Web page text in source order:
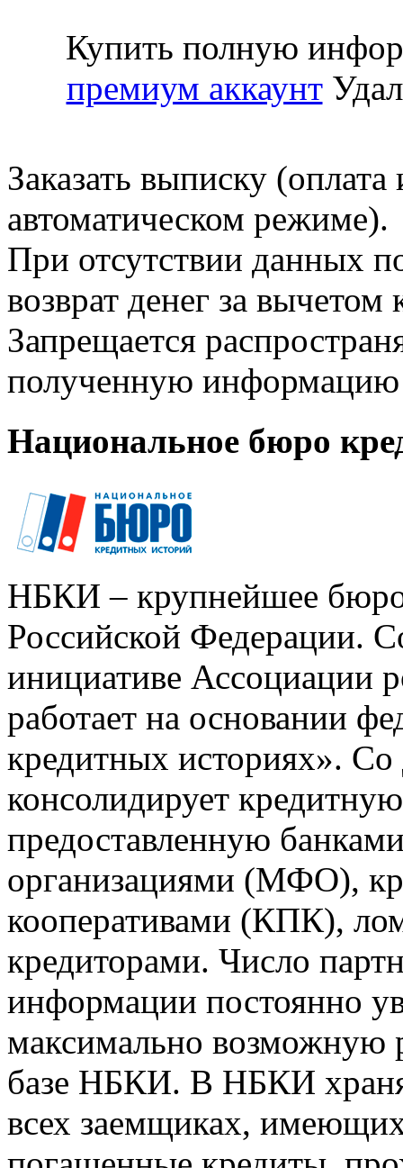
Купить полную
премиум аккаунт
Заказать выписку
автоматическом режиме).
При отсутствии данных
возврат денег за
Запрещается
полученную информацию
Национальное бюро
НБКИ – крупнейшее
Российской Федерации.
инициативе Ассоциации
работает на основании
кредитных историях».
консолидирует
предоставленную
организациями (МФО),
кооперативами (КПК),
кредиторами. Число
информации постоянно
максимально возможную
базе НБКИ. В НБКИ
всех заемщиках,